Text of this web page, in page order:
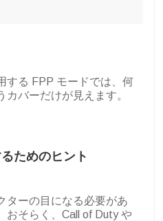
する FPP モードでは、何
カバーだけが見えます。
ためのヒント
ターの目になる必要があ
おそらく、Call of Duty や